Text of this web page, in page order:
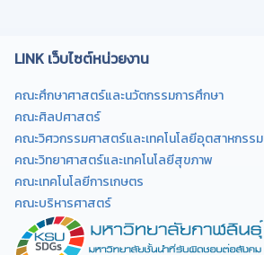
LINK เว็บไซต์หน่วยงาน
คณะศึกษาศาสตร์และนวัตกรรมการศึกษา
คณะศิลปศาสตร์
คณะวิศวกรรมศาสตร์และเทคโนโลยีอุตสาหกรรม
คณะวิทยาศาสตร์และเทคโนโลยีสุขภาพ
คณะเทคโนโลยีการเกษตร
คณะบริหารศาสตร์